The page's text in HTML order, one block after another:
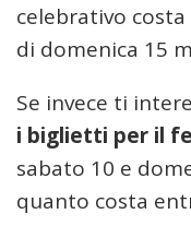
celebrativo costa
di domenica 15
Se invece ti
i biglietti per il
sabato 10 e
quanto costa